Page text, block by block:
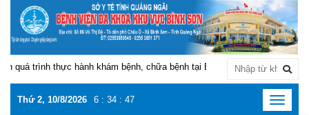
thực hành khám bệnh, chữa bệnh tại Bệnh viện Đa khoa khu vực Bình
Thứ 2, 10/8/2026 6 : 34 : 48
Toggle